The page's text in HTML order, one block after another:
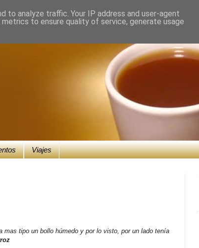
Viajes
mas tipo un bollo húmedo y por lo visto, por un lado tenía
to analyze traffic. Your IP address and user-agent
to ensure quality of service, generate usage